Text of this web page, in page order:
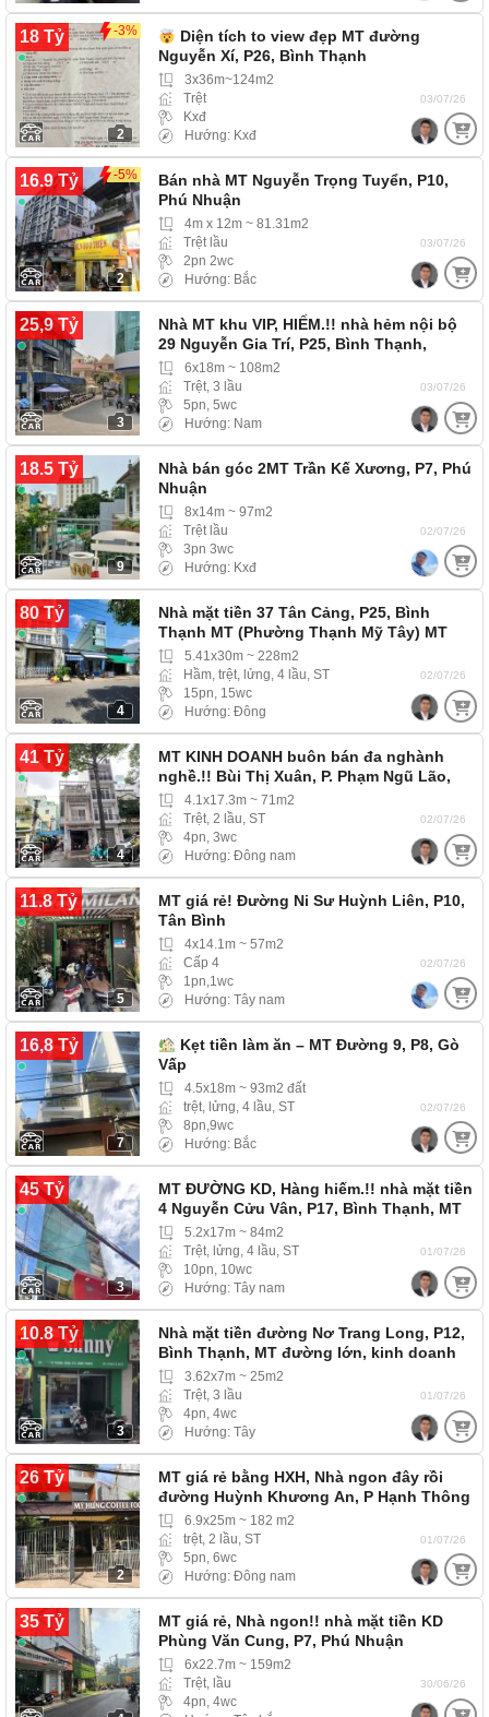
18 Tỷ -3%
2
Diện tích to view đẹp MT đường
Nguyễn Xí, P26, Bình Thạnh
3x36m~124m2
Trệt
Kxđ
Hướng: Kxđ
03/07/26
16.9 Tỷ -5%
2
Bán nhà MT Nguyễn Trọng Tuyển, P10,
Phú Nhuận
4m x 12m ~ 81.31m2
Trệt lầu
2pn 2wc
Hướng: Bắc
03/07/26
25,9 Tỷ
3
Nhà MT khu VIP, HIẾM.!! nhà hẻm nội bộ
29 Nguyễn Gia Trí, P25, Bình Thạnh,
khu…6x18m ~ 108m2
Trệt, 3 lầu
5pn, 5wc
Hướng: Nam
03/07/26
18.5 Tỷ
9
Nhà bán góc 2MT Trần Kế Xương, P7, Phú
Nhuận
8x14m ~ 97m2
Trệt lầu
3pn 3wc
Hướng: Kxđ
02/07/26
80 Tỷ
4
Nhà mặt tiền 37 Tân Cảng, P25, Bình
Thạnh MT (Phường Thạnh Mỹ Tây) MT
đường lớn,…
5.41x30m ~ 228m2
Hầm, trệt, lửng, 4 lầu, ST
15pn, 15wc
Hướng: Đông
02/07/26
41 Tỷ
4
MT KINH DOANH buôn bán đa nghành
nghề.!! Bùi Thị Xuân, P. Phạm Ngũ Lão,
Quận 1…
4.1x17.3m ~ 71m2
Trệt, 2 lầu, ST
4pn, 3wc
Hướng: Đông nam
02/07/26
11.8 Tỷ
5
MT giá rẻ! Đường Ni Sư Huỳnh Liên, P10,
Tân Bình
4x14.1m ~ 57m2
Cấp 4
1pn,1wc
Hướng: Tây nam
02/07/26
16,8 Tỷ
7
Kẹt tiền làm ăn – MT Đường 9, P8, Gò
Vấp
4.5x18m ~ 93m2 đất
trệt, lửng, 4 lầu, ST
8pn,9wc
Hướng: Bắc
02/07/26
45 Tỷ
3
MT ĐƯỜNG KD, Hàng hiếm.!! nhà mặt tiền
4 Nguyễn Cửu Vân, P17, Bình Thạnh, MT
đường…
5.2x17m ~ 84m2
Trệt, lửng, 4 lầu, ST
10pn, 10wc
Hướng: Tây nam
01/07/26
10.8 Tỷ
3
Nhà mặt tiền đường Nơ Trang Long, P12,
Bình Thạnh, MT đường lớn, kinh doanh
đa ngành…
3.62x7m ~ 25m2
Trệt, 3 lầu
4pn, 4wc
Hướng: Tây
01/07/26
26 Tỷ
2
MT giá rẻ bằng HXH, Nhà ngon đây rồi
đường Huỳnh Khương An, P Hạnh Thông
6.9x25m ~ 182 m2
trệt, 2 lầu, ST
5pn, 6wc
Hướng: Đông nam
01/07/26
35 Tỷ
MT giá rẻ, Nhà ngon!! nhà mặt tiền KD
Phùng Văn Cung, P7, Phú Nhuận
(Phường Cầu…
6x22.7m ~ 159m2
Trệt, lầu
4pn, 4wc
30/06/26